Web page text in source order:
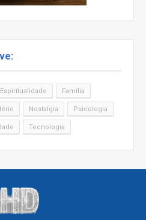
Espiritualidade Família
Nostalgia Psicologia
Tecnologia